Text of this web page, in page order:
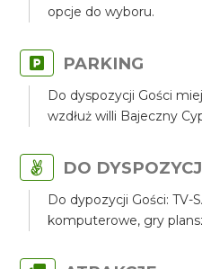
opcje do wyboru.
PARKING
Do dyspozycji Gości
wzdłuż willi Bajeczny
DO
Do dypozycji Gości: TV-
komputerowe, gry